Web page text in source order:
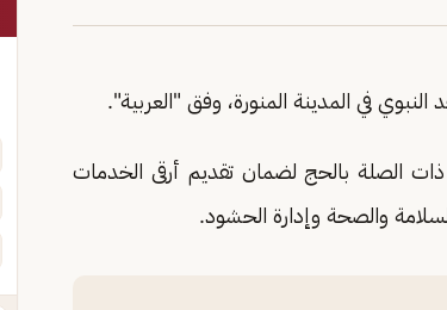
في المدينة المنورة، وفق "العربية".
الصلة بالحج لضمان تقديم أرقى الخدمات
والصحة وإدارة الحشود.